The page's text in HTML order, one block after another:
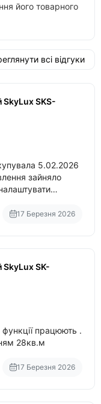
його товарного
всі відгуки
SkyLux SKS-
5.02.2026
17 Березня 2026
SkyLux SK-
функції працюють .
28кв.м
17 Березня 2026